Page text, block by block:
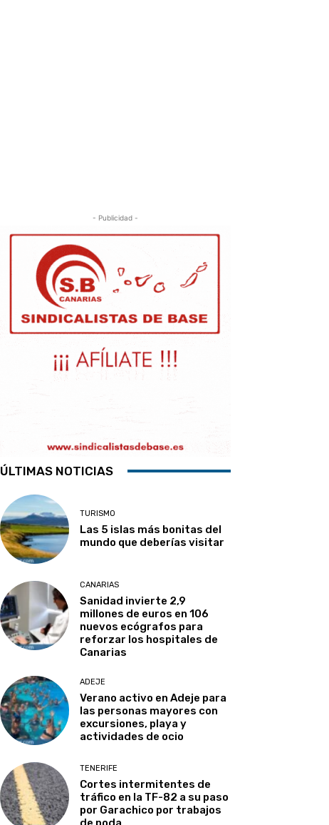
- Publicidad -
ÚLTIMAS NOTICIAS
TURISMO
Las 5 islas más bonitas del
mundo que deberías visitar
CANARIAS
Sanidad invierte 2,9
millones de euros en 106
nuevos ecógrafos para
reforzar los hospitales de
Canarias
ADEJE
Verano activo en Adeje para
las personas mayores con
excursiones, playa y
actividades de ocio
TENERIFE
Cortes intermitentes de
tráfico en la TF-82 a su paso
por Garachico por trabajos